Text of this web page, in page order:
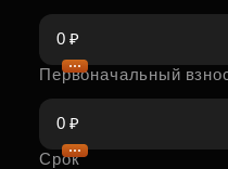
Первоначальный
Срок